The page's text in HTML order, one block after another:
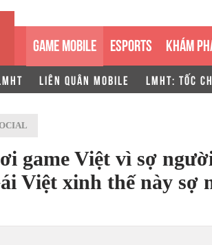
GAME MOBILE ESPORTS KHÁM
LIÊN QUÂN MOBILE LMHT: TỐC
game Việt vì sợ
Việt xinh thế này sợ